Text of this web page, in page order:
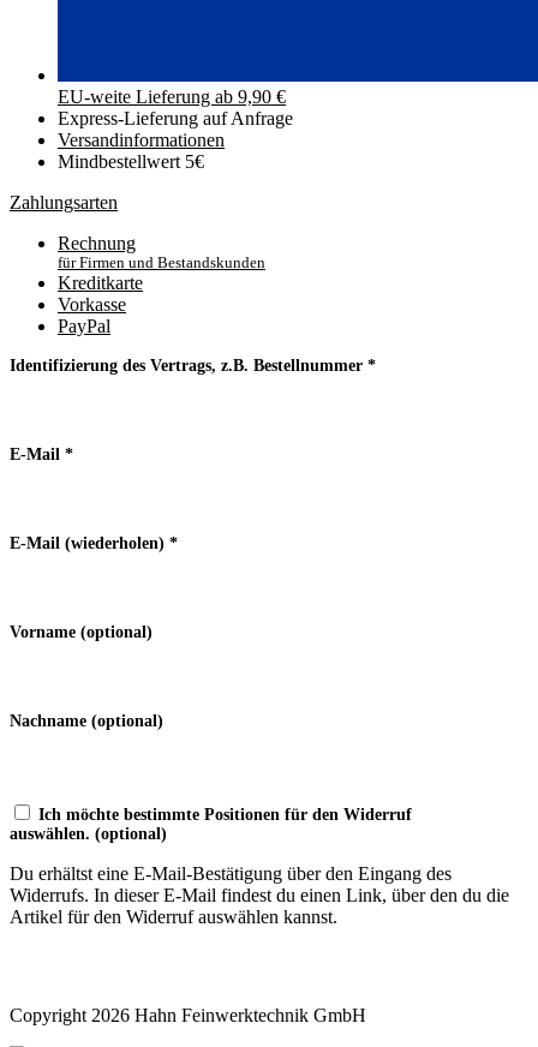
EU-weite Lieferung ab 9,90 €
Express-Lieferung auf Anfrage
Versand­informationen
Mindbestellwert 5€
Zahlungsarten
Rechnung
für Firmen und Bestandskunden
Kreditkarte
Vorkasse
PayPal
Identifizierung des Vertrags, z.B. Bestellnummer *
E-Mail *
E-Mail (wiederholen) *
Vorname (optional)
Nachname (optional)
Ich möchte bestimmte Positionen für den Widerruf
auswählen. (optional)
Du erhältst eine E-Mail-Bestätigung über den Eingang des
Widerrufs. In dieser E-Mail findest du einen Link, über den du die
Artikel für den Widerruf auswählen kannst.
Copyright 2026 Hahn Feinwerktechnik GmbH